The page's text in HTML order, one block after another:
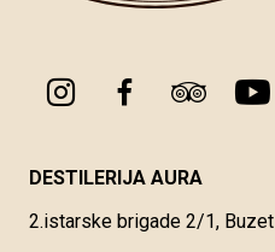
DESTILERIJA AURA
2.istarske brigade 2/1, Buzet